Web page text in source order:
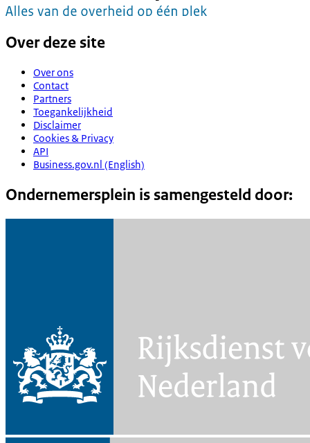
Over deze site
Over ons
Contact
Partners
Toegankelijkheid
Disclaimer
Cookies & Privacy
API
Business.gov.nl (English)
Ondernemersplein is samengesteld door: